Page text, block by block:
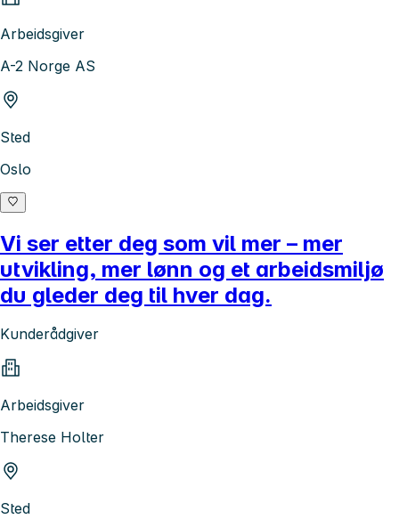
Arbeidsgiver
A-2 Norge AS
Sted
Oslo
Vi ser etter deg som vil mer – mer
utvikling, mer lønn og et arbeidsmiljø
du gleder deg til hver dag.
Kunderådgiver
Arbeidsgiver
Therese Holter
Sted